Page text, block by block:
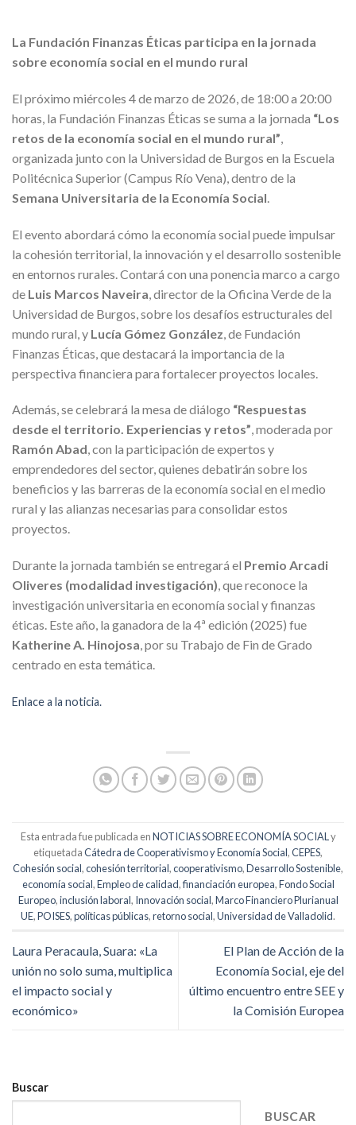
La Fundación Finanzas Éticas participa en la jornada
sobre economía social en el mundo rural
El próximo miércoles 4 de marzo de 2026, de 18:00 a 20:00
horas, la Fundación Finanzas Éticas se suma a la jornada “Los
retos de la economía social en el mundo rural”,
organizada junto con la Universidad de Burgos en la Escuela
Politécnica Superior (Campus Río Vena), dentro de la
Semana Universitaria de la Economía Social.
El evento abordará cómo la economía social puede impulsar
la cohesión territorial, la innovación y el desarrollo sostenible
en entornos rurales. Contará con una ponencia marco a cargo
de Luis Marcos Naveira , director de la Oficina Verde de la
Universidad de Burgos, sobre los desafíos estructurales del
mundo rural, y Lucía Gómez González , de Fundación
Finanzas Éticas, que destacará la importancia de la
perspectiva financiera para fortalecer proyectos locales.
Además, se celebrará la mesa de diálogo “Respuestas
desde el territorio. Experiencias y retos”, moderada por
Ramón Abad, con la participación de expertos y
emprendedores del sector, quienes debatirán sobre los
beneficios y las barreras de la economía social en el medio
rural y las alianzas necesarias para consolidar estos
proyectos.
Durante la jornada también se entregará el Premio Arcadi
Oliveres (modalidad investigación), que reconoce la
investigación universitaria en economía social y finanzas
éticas. Este año, la ganadora de la 4ª edición (2025) fue
Katherine A. Hinojosa, por su Trabajo de Fin de Grado
centrado en esta temática.
Enlace a la noticia.
Esta entrada fue publicada enNOTICIAS SOBRE ECONOMÍA SOCIAL y
etiquetadaCátedra de Cooperativismo y Economía Social,CEPES,
Cohesión social,cohesión territorial,cooperativismo,Desarrollo Sostenible,
economía social,Empleo de calidad,financiación europea,Fondo Social
Europeo,inclusión laboral, Innovación social,Marco Financiero Plurianual
UE,POISES,políticas públicas,retorno social,Universidad de Valladolid.
Laura Peracaula, Suara: «La
unión no solo suma, multiplica
el impacto social y
económico»
El Plan de Acción de la
Economía Social, eje del
último encuentro entre SEE y
la Comisión Europea
Buscar
BUSCAR